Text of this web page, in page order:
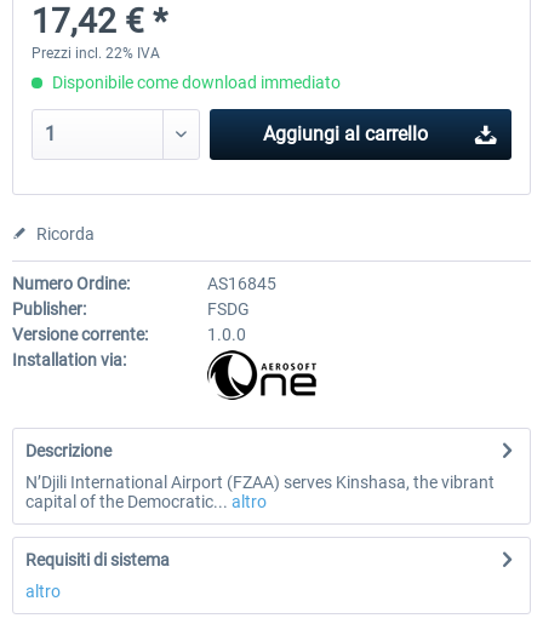
30,71 € *
17,42 € *
Prezzi incl. 22% IVA
Disponibile come download immediato
Aggiungi al carrello
Ricorda
Numero Ordine:
AS16845
Publisher:
FSDG
Versione corrente:
1.0.0
Installation via:
Descrizione
N’Djili International Airport (FZAA) serves Kinshasa, the vibrant
capital of the Democratic... altro
Requisiti di sistema
altro